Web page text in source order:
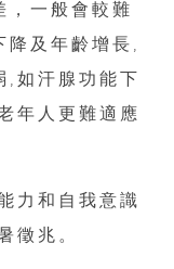
，一般會較難
及年齡增長,
,如汗腺功能下
年人更難適應
力和自我意識
徵兆。